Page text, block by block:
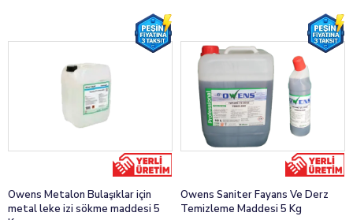
Owens Metalon Bulaşıklar için
metal leke izi sökme maddesi 5
Owens Saniter Fayans Ve Derz
Temizleme Maddesi 5 Kg